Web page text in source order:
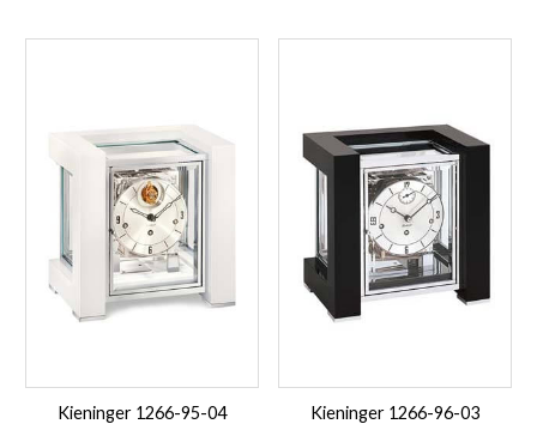
Kieninger 1266-95-04 Kieninger 1266-96-03